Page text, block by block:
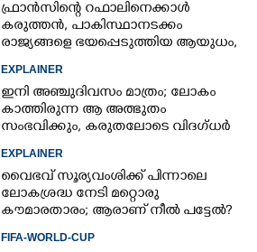
ഫ്രാൻസിന്റെ റഫാലിനെക്കാൾ
കരുത്തൻ,​ പാകിസ്ഥാനടക്കം
രാജ്യങ്ങളെ ഭയപ്പെടുത്തിയ ആയുധം,​
ഇന്ത്യ നിർമ്മിച്ച എണ്ണം 100ലേക്ക്
EXPLAINER
ഇനി അഞ്ചുദിവസം മാത്രം; ലോകം
കാത്തിരുന്ന ആ അത്ഭുതം
സംഭവിക്കും, കരുതലോടെ വിദഗ്ധർ
EXPLAINER
വൈഭവ് സൂര്യവംശിക്ക് പിന്നാലെ
ലോകശ്രദ്ധ നേടി മറ്റൊരു
കൗമാരതാരം; ആരാണ് നീൽ പട്ടേൽ?
FIFA-WORLD-CUP